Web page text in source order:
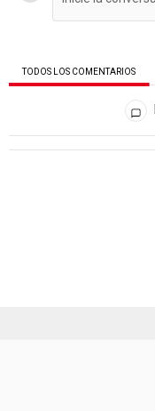
TODOS LOS COMENTARIOS
Todos los